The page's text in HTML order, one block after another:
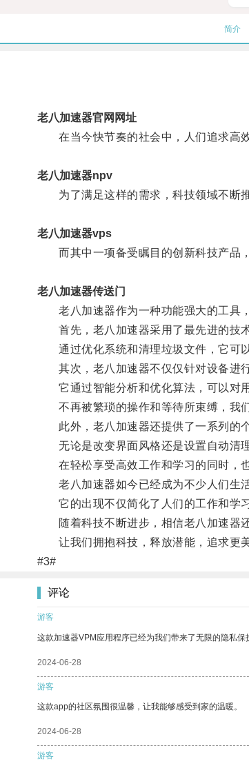
简介
老八加速器官网网址
在当今快节奏的社会中，人们追求高效
老八加速器npv
为了满足这样的需求，科技领域不断推
老八加速器vps
而其中一项备受瞩目的创新科技产品，
老八加速器传送门
老八加速器作为一种功能强大的工具，
首先，老八加速器采用了最先进的技术
通过优化系统和清理垃圾文件，它可以
其次，老八加速器不仅仅针对设备进行
它通过智能分析和优化算法，可以对用
不再被繁琐的操作和等待所束缚，我们
此外，老八加速器还提供了一系列的个
无论是改变界面风格还是设置自动清理
在轻松享受高效工作和学习的同时，也
老八加速器如今已经成为不少人们生活
它的出现不仅简化了人们的工作和学习
随着科技不断进步，相信老八加速器还
让我们拥抱科技，释放潜能，追求更美
#3#
评论
游客
这款加速器VPM应用程序已经为我们带来了无限的隐私保
2024-06-28
游客
这款app的社区氛围很温馨，让我能够感受到家的温暖。
2024-06-28
游客